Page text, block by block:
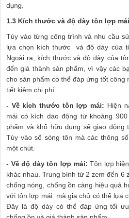
dụng.
1.3 Kích thước và độ dày tôn lợp mái
Tùy vào từng công trình và nhu cầu
lựa chọn kích thước và độ dày của
Ngoài ra, kích thước và độ dày của
đến giá thành sản phẩm, vì vậy các
cho sản phẩm có thể đáp ứng tốt công
tiết kiệm chi phí.
- Về kích thước tôn lợp mái: Hiện
mái có kích dao động từ khoảng
phẩm và khổ hữu dụng sẽ giao động
Tùy vào số sóng tôn mà các thông
một chút.
- Về độ dày tôn lợp mái: Tôn lợp
khác nhau. Trung bình từ 2 zem đến 6
chống nóng, chống ồn càng hiệu quả
với tôn lợp mái mà gia chủ có thể lựa
Đây là độ dày có thể đáp ứng tối